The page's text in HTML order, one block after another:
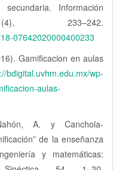
Información
233–242.
07642020000400233
Gamificacion en aulas
bdigital.uvhm.edu.mx/wp-
aulas-
A. y Canchola-
de la enseñanza
y matemáticas: